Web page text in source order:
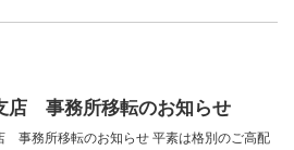
店 事務所移転のお知らせ
事務所移転のお知らせ 平素は格別のご高配